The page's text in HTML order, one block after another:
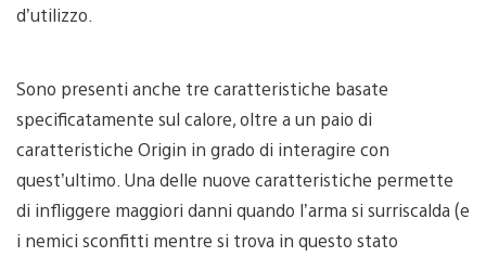
d’utilizzo.
Sono presenti anche tre caratteristiche basate
specificatamente sul calore, oltre a un paio di
caratteristiche Origin in grado di interagire con
quest’ultimo. Una delle nuove caratteristiche permette
di infliggere maggiori danni quando l’arma si surriscalda (e
i nemici sconfitti mentre si trova in questo stato